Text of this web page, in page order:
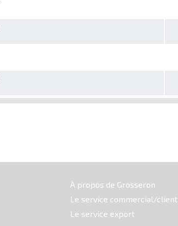
À propos de Grosseron
Le service commercial/client
Le service export